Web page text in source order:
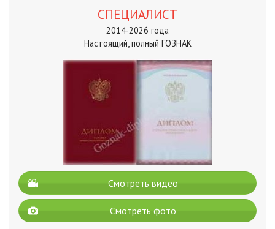
СПЕЦИАЛИСТ
2014-2026 года
Настоящий, полный ГОЗНАК
Смотреть видео
Смотреть фото